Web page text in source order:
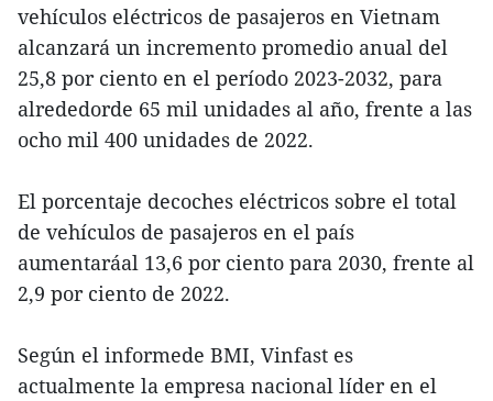
vehículos eléctricos de pasajeros en Vietnam
alcanzará un incremento promedio anual del
25,8 por ciento en el período 2023-2032, para
alrededorde 65 mil unidades al año, frente a las
ocho mil 400 unidades de 2022.
El porcentaje decoches eléctricos sobre el total
de vehículos de pasajeros en el país
aumentaráal 13,6 por ciento para 2030, frente al
2,9 por ciento de 2022.
Según el informede BMI, Vinfast es
actualmente la empresa nacional líder en el